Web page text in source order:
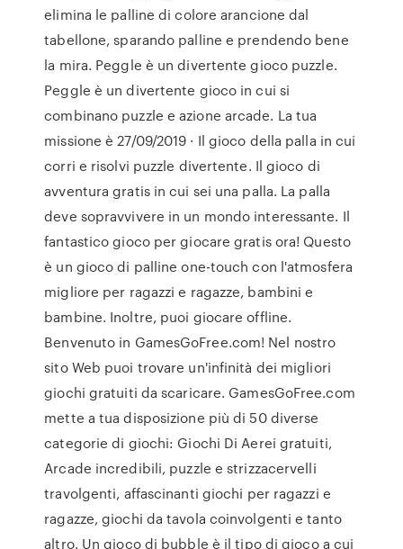
elimina le palline di colore arancione dal
tabellone, sparando palline e prendendo bene
la mira. Peggle è un divertente gioco puzzle.
Peggle è un divertente gioco in cui si
combinano puzzle e azione arcade. La tua
missione è 27/09/2019 · Il gioco della palla in cui
corri e risolvi puzzle divertente. Il gioco di
avventura gratis in cui sei una palla. La palla
deve sopravvivere in un mondo interessante. Il
fantastico gioco per giocare gratis ora! Questo
è un gioco di palline one-touch con l'atmosfera
migliore per ragazzi e ragazze, bambini e
bambine. Inoltre, puoi giocare offline.
Benvenuto in GamesGoFree.com! Nel nostro
sito Web puoi trovare un'infinità dei migliori
giochi gratuiti da scaricare. GamesGoFree.com
mette a tua disposizione più di 50 diverse
categorie di giochi: Giochi Di Aerei gratuiti,
Arcade incredibili, puzzle e strizzacervelli
travolgenti, affascinanti giochi per ragazzi e
ragazze, giochi da tavola coinvolgenti e tanto
altro. Un gioco di bubble è il tipo di gioco a cui